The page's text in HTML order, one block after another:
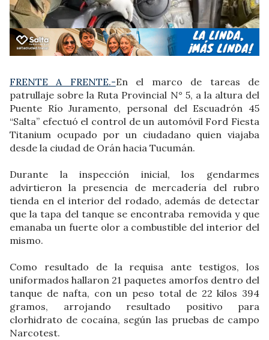
FRENTE A FRENTE.-En el marco de tareas de
patrullaje sobre la Ruta Provincial N° 5, a la altura del
Puente Río Juramento, personal del Escuadrón 45
“Salta” efectuó el control de un automóvil Ford Fiesta
Titanium ocupado por un ciudadano quien viajaba
desde la ciudad de Orán hacia Tucumán.
Durante la inspección inicial, los gendarmes
advirtieron la presencia de mercadería del rubro
tienda en el interior del rodado, además de detectar
que la tapa del tanque se encontraba removida y que
emanaba un fuerte olor a combustible del interior del
mismo.
Como resultado de la requisa ante testigos, los
uniformados hallaron 21 paquetes amorfos dentro del
tanque de nafta, con un peso total de 22 kilos 394
gramos, arrojando resultado positivo para
clorhidrato de cocaína, según las pruebas de campo
Narcotest.